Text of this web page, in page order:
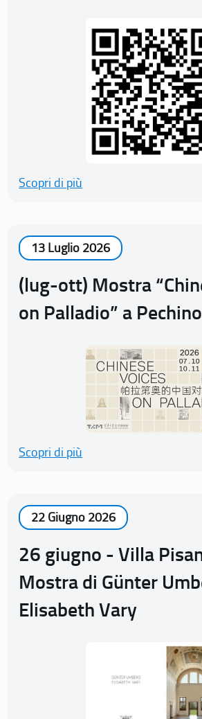
Scopri di più
13 Luglio 2026
(lug-ott) Mostra
on Palladio” a Pechino
Scopri di più
22 Giugno 2026
26 giugno - Villa
Mostra di Günter
Elisabeth Vary